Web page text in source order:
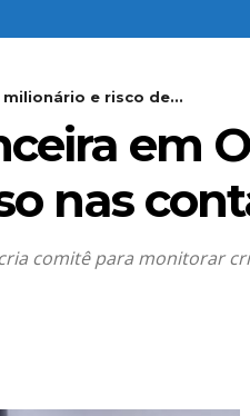
e risco de...
em
nas
comitê para monitorar